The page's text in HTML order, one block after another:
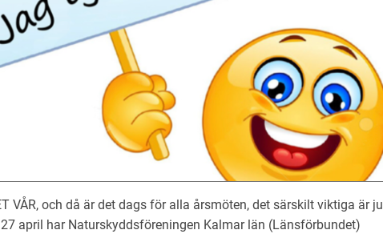
VÅR, och då är det dags för alla årsmöten, det särskilt viktiga är ju
april har Naturskyddsföreningen Kalmar län (Länsförbundet)